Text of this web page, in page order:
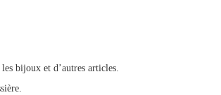
bijoux et d’autres articles.